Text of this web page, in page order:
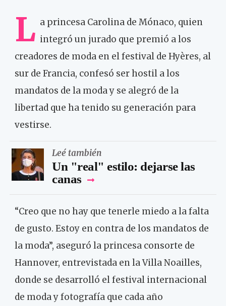
L a princesa Carolina de Mónaco, quien
integró un jurado que premió a los
creadores de moda en el festival de Hyères, al
sur de Francia, confesó ser hostil a los
mandatos de la moda y se alegró de la
libertad que ha tenido su generación para
vestirse.
Leé también
Un "real" estilo: dejarse las
canas
“Creo que no hay que tenerle miedo a la falta
de gusto. Estoy en contra de los mandatos de
la moda”, aseguró la princesa consorte de
Hannover, entrevistada en la Villa Noailles,
donde se desarrolló el festival internacional
de moda y fotografía que cada año